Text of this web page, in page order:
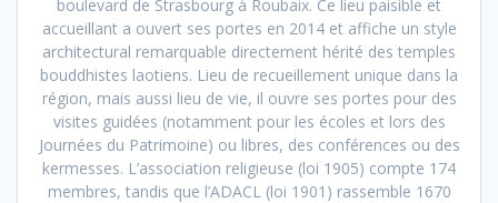
boulevard de Strasbourg à Roubaix. Ce lieu paisible et
accueillant a ouvert ses portes en 2014 et affiche un style
architectural remarquable directement hérité des temples
bouddhistes laotiens. Lieu de recueillement unique dans la
région, mais aussi lieu de vie, il ouvre ses portes pour des
visites guidées (notamment pour les écoles et lors des
Journées du Patrimoine) ou libres, des conférences ou des
kermesses. L’association religieuse (loi 1905) compte 174
membres, tandis que l’ADACL (loi 1901) rassemble 1670